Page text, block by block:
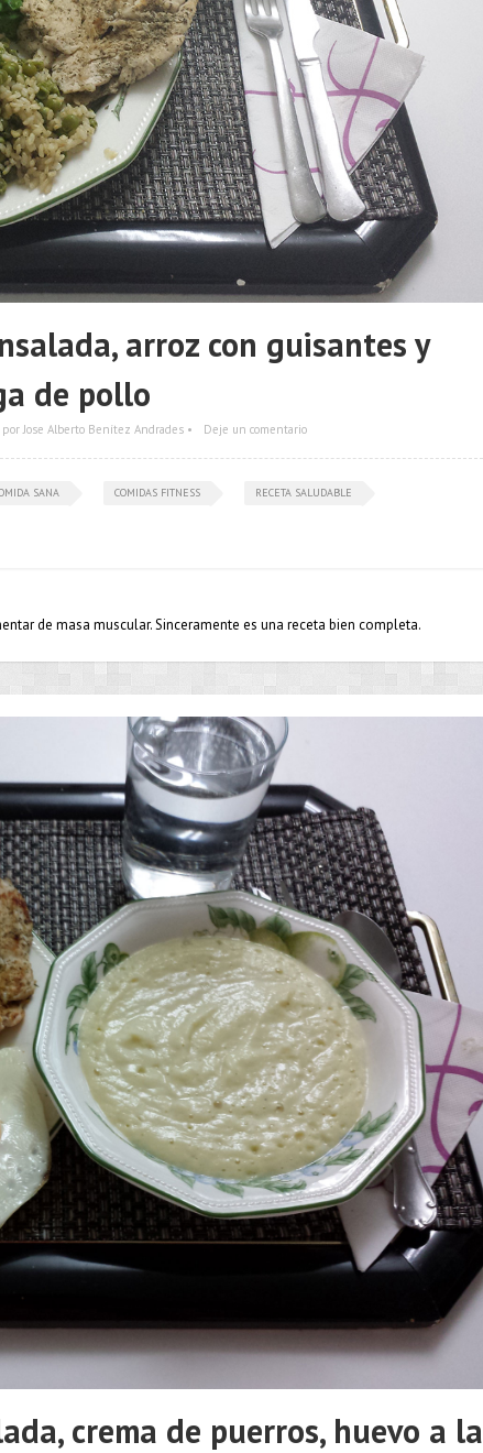
arroz con guisantes y
de pollo
Jose Alberto Benítez Andrades • Deje un comentario
SANA COMIDAS FITNESS RECETA SALUDABLE
de masa muscular. Sinceramente es una receta bien completa.
crema de puerros, huevo a la